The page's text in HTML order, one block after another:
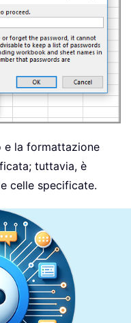
la formattazione
tuttavia, è
celle specificate.